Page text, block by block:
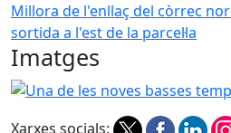
Millora de l'enllaç del còrrec
sortida a l'est de la parcel·la
Imatges
Una de les noves basses
Xarxes socials: